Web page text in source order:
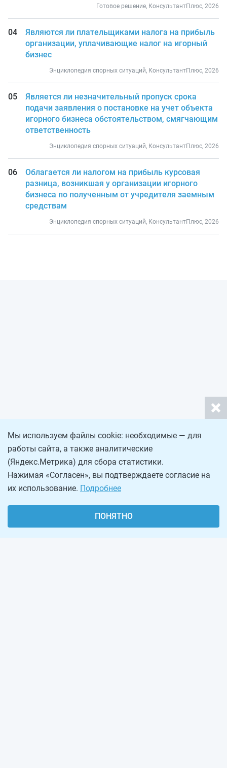
Готовое решение, КонсультантПлюс, 2026
Являются ли плательщиками налога на прибыль
организации, уплачивающие налог на игорный
бизнес
Энциклопедия спорных ситуаций, КонсультантПлюс, 2026
Является ли незначительный пропуск срока
подачи заявления о постановке на учет объекта
игорного бизнеса обстоятельством, смягчающим
ответственность
Энциклопедия спорных ситуаций, КонсультантПлюс, 2026
Облагается ли налогом на прибыль курсовая
разница, возникшая у организации игорного
бизнеса по полученным от учредителя заемным
средствам
Энциклопедия спорных ситуаций, КонсультантПлюс, 2026
Мы используем файлы cookie: необходимые — для
работы сайта, а также аналитические
(Яндекс.Метрика) для сбора статистики.
Нажимая «Согласен», вы подтверждаете согласие на
их использование. Подробнее
ПОНЯТНО